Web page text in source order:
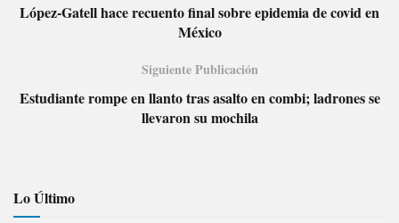
López-Gatell hace recuento final sobre epidemia de covid en
México
Siguiente Publicación
Estudiante rompe en llanto tras asalto en combi; ladrones se
llevaron su mochila
Lo Último